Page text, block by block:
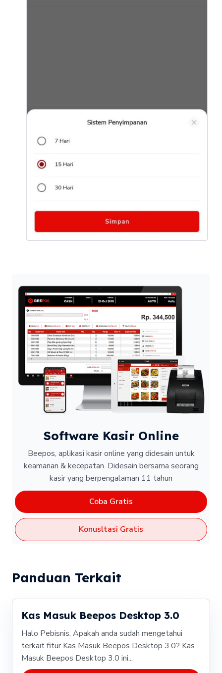
Software Kasir Online
Beepos, aplikasi kasir online yang didesain untuk
keamanan & kecepatan. Didesain bersama seorang
kasir yang berpengalaman 11 tahun
Coba Gratis
Konusltasi Gratis
Panduan Terkait
Kas Masuk Beepos Desktop 3.0
Halo Pebisnis, Apakah anda sudah mengetahui
terkait fitur Kas Masuk Beepos Desktop 3.0? Kas
Masuk Beepos Desktop 3.0 ini...